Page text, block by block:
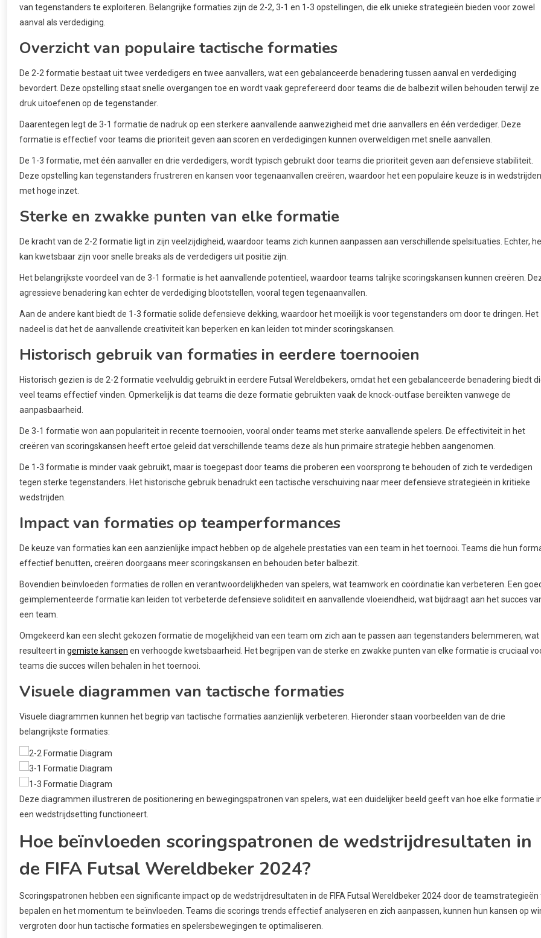
van tegenstanders te exploiteren. Belangrijke formaties zijn de 2-2, 3-1 en 1-3 opstellingen, die elk unieke strategieën bieden voor zowel
aanval als verdediging.
Overzicht van populaire tactische formaties
De 2-2 formatie bestaat uit twee verdedigers en twee aanvallers, wat een gebalanceerde benadering tussen aanval en verdediging
bevordert. Deze opstelling staat snelle overgangen toe en wordt vaak geprefereerd door teams die de balbezit willen behouden terwijl ze
druk uitoefenen op de tegenstander.
Daarentegen legt de 3-1 formatie de nadruk op een sterkere aanvallende aanwezigheid met drie aanvallers en één verdediger. Deze
formatie is effectief voor teams die prioriteit geven aan scoren en verdedigingen kunnen overweldigen met snelle aanvallen.
De 1-3 formatie, met één aanvaller en drie verdedigers, wordt typisch gebruikt door teams die prioriteit geven aan defensieve stabiliteit.
Deze opstelling kan tegenstanders frustreren en kansen voor tegenaanvallen creëren, waardoor het een populaire keuze is in wedstrijden
met hoge inzet.
Sterke en zwakke punten van elke formatie
De kracht van de 2-2 formatie ligt in zijn veelzijdigheid, waardoor teams zich kunnen aanpassen aan verschillende spelsituaties. Echter,
kan kwetsbaar zijn voor snelle breaks als de verdedigers uit positie zijn.
Het belangrijkste voordeel van de 3-1 formatie is het aanvallende potentieel, waardoor teams talrijke scoringskansen kunnen creëren.
agressieve benadering kan echter de verdediging blootstellen, vooral tegen tegenaanvallen.
Aan de andere kant biedt de 1-3 formatie solide defensieve dekking, waardoor het moeilijk is voor tegenstanders om door te dringen. Het
nadeel is dat het de aanvallende creativiteit kan beperken en kan leiden tot minder scoringskansen.
Historisch gebruik van formaties in eerdere toernooien
Historisch gezien is de 2-2 formatie veelvuldig gebruikt in eerdere Futsal Wereldbekers, omdat het een gebalanceerde benadering biedt
veel teams effectief vinden. Opmerkelijk is dat teams die deze formatie gebruikten vaak de knock-outfase bereikten vanwege de
aanpasbaarheid.
De 3-1 formatie won aan populariteit in recente toernooien, vooral onder teams met sterke aanvallende spelers. De effectiviteit in het
creëren van scoringskansen heeft ertoe geleid dat verschillende teams deze als hun primaire strategie hebben aangenomen.
De 1-3 formatie is minder vaak gebruikt, maar is toegepast door teams die proberen een voorsprong te behouden of zich te verdedigen
tegen sterke tegenstanders. Het historische gebruik benadrukt een tactische verschuiving naar meer defensieve strategieën in kritieke
wedstrijden.
Impact van formaties op teamperformances
De keuze van formaties kan een aanzienlijke impact hebben op de algehele prestaties van een team in het toernooi. Teams die hun
effectief benutten, creëren doorgaans meer scoringskansen en behouden beter balbezit.
Bovendien beïnvloeden formaties de rollen en verantwoordelijkheden van spelers, wat teamwork en coördinatie kan verbeteren. Een
geïmplementeerde formatie kan leiden tot verbeterde defensieve soliditeit en aanvallende vloeiendheid, wat bijdraagt aan het succes
een team.
Omgekeerd kan een slecht gekozen formatie de mogelijkheid van een team om zich aan te passen aan tegenstanders belemmeren, wat
resulteert in gemiste kansen en verhoogde kwetsbaarheid. Het begrijpen van de sterke en zwakke punten van elke formatie is cruciaal
teams die succes willen behalen in het toernooi.
Visuele diagrammen van tactische formaties
Visuele diagrammen kunnen het begrip van tactische formaties aanzienlijk verbeteren. Hieronder staan voorbeelden van de drie
belangrijkste formaties:
Deze diagrammen illustreren de positionering en bewegingspatronen van spelers, wat een duidelijker beeld geeft van hoe elke formatie
een wedstrijdsetting functioneert.
Hoe beïnvloeden scoringspatronen de wedstrijdresultaten in
de FIFA Futsal Wereldbeker 2024?
Scoringspatronen hebben een significante impact op de wedstrijdresultaten in de FIFA Futsal Wereldbeker 2024 door de teamstrategieën
bepalen en het momentum te beïnvloeden. Teams die scorings trends effectief analyseren en zich aanpassen, kunnen hun kansen op
vergroten door hun tactische formaties en spelersbewegingen te optimaliseren.